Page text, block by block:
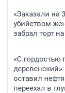
«Заказали на
убийством
забрал торт
«С гордостью
оставил
переехал в